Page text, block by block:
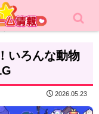
ーム
いろんな動物
2026.05.23